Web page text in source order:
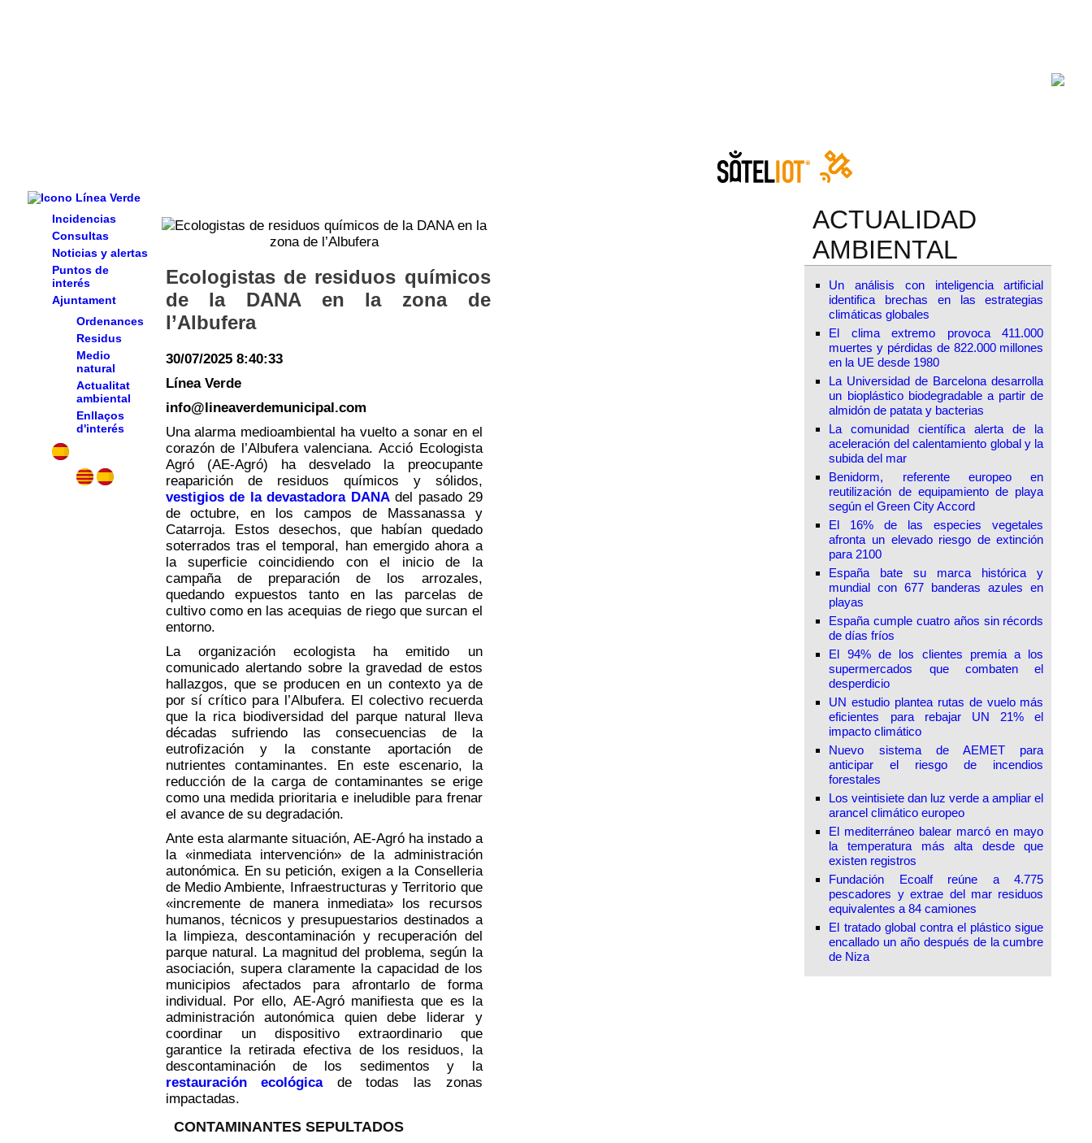
Incidencias
Consultas
Noticias y alertas
Puntos de
interés
Ajuntament
Ordenances
Residus
Medio
natural
Actualitat
ambiental
Enllaços
d'interés
Ecologistas de residuos químicos
de la DANA en la zona de
l’Albufera
30/07/2025 8:40:33
Línea Verde
info@lineaverdemunicipal.com
Una alarma medioambiental ha vuelto a sonar en el
corazón de l’Albufera valenciana. Acció Ecologista
Agró (AE-Agró) ha desvelado la preocupante
reaparición de residuos químicos y sólidos,
vestigios de la devastadora DANAdel pasado 29
de octubre, en los campos de Massanassa y
Catarroja. Estos desechos, que habían quedado
soterrados tras el temporal, han emergido ahora a
la superficie coincidiendo con el inicio de la
campaña de preparación de los arrozales,
quedando expuestos tanto en las parcelas de
cultivo como en las acequias de riego que surcan el
entorno.
La organización ecologista ha emitido un
comunicado alertando sobre la gravedad de estos
hallazgos, que se producen en un contexto ya de
por sí crítico para l’Albufera. El colectivo recuerda
que la rica biodiversidad del parque natural lleva
décadas sufriendo las consecuencias de la
eutrofización y la constante aportación de
nutrientes contaminantes. En este escenario, la
reducción de la carga de contaminantes se erige
como una medida prioritaria e ineludible para frenar
el avance de su degradación.
Ante esta alarmante situación, AE-Agró ha instado a
la «inmediata intervención» de la administración
autonómica. En su petición, exigen a la Conselleria
de Medio Ambiente, Infraestructuras y Territorio que
«incremente de manera inmediata» los recursos
humanos, técnicos y presupuestarios destinados a
la limpieza, descontaminación y recuperación del
parque natural. La magnitud del problema, según la
asociación, supera claramente la capacidad de los
municipios afectados para afrontarlo de forma
individual. Por ello, AE-Agró manifiesta que es la
administración autonómica quien debe liderar y
coordinar un dispositivo extraordinario que
garantice la retirada efectiva de los residuos, la
descontaminación de los sedimentos y la
restauración ecológicade todas las zonas
impactadas.
CONTAMINANTES SEPULTADOS
ACTUALIDAD
AMBIENTAL
Un análisis con inteligencia artificial
identifica brechas en las estrategias
climáticas globales
El clima extremo provoca 411.000
muertes y pérdidas de 822.000 millones
en la UE desde 1980
La Universidad de Barcelona desarrolla
un bioplástico biodegradable a partir de
almidón de patata y bacterias
La comunidad científica alerta de la
aceleración del calentamiento global y la
subida del mar
Benidorm, referente europeo en
reutilización de equipamiento de playa
según el Green City Accord
El 16% de las especies vegetales
afronta un elevado riesgo de extinción
para 2100
España bate su marca histórica y
mundial con 677 banderas azules en
playas
España cumple cuatro años sin récords
de días fríos
El 94% de los clientes premia a los
supermercados que combaten el
desperdicio
UN estudio plantea rutas de vuelo más
eficientes para rebajar UN 21% el
impacto climático
Nuevo sistema de AEMET para
anticipar el riesgo de incendios
forestales
Los veintisiete dan luz verde a ampliar el
arancel climático europeo
El mediterráneo balear marcó en mayo
la temperatura más alta desde que
existen registros
Fundación Ecoalf reúne a 4.775
pescadores y extrae del mar residuos
equivalentes a 84 camiones
El tratado global contra el plástico sigue
encallado un año después de la cumbre
de Niza